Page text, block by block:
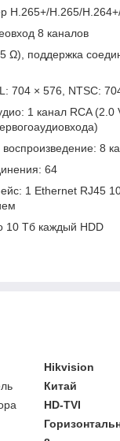
H.265+/H.265/
8 каналов
Ω), поддержка
704 × 576, NTSC:
1 канал RCA
8
64
1 Ethernet RJ45
10 Тб каждый HDD
Hikvision
Китай
HD-TVI